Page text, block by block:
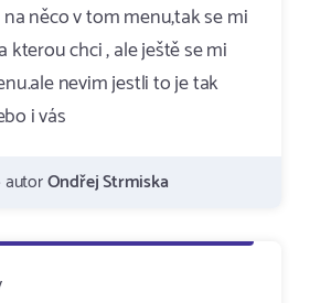
něco v tom menu,tak se mi
kterou chci , ale ještě se mi
nevim jestli to je tak
i vás
autorOndřej Strmiska